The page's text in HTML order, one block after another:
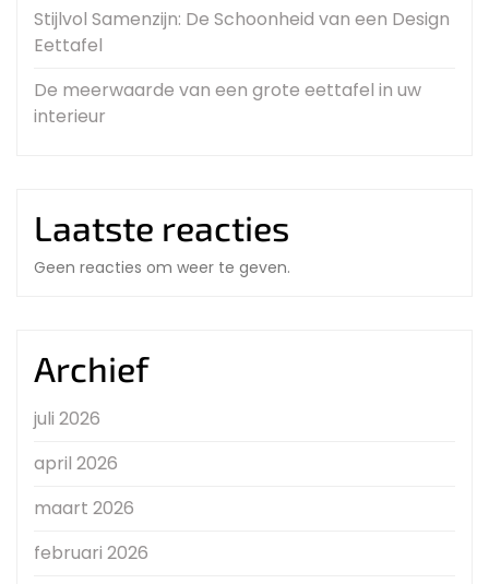
Stijlvol Samenzijn: De Schoonheid van een Design
Eettafel
De meerwaarde van een grote eettafel in uw
interieur
Laatste reacties
Geen reacties om weer te geven.
Archief
juli 2026
april 2026
maart 2026
februari 2026